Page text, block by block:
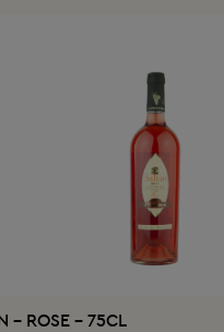
AJOUTER AU PANIER
- ROSE - 75CL